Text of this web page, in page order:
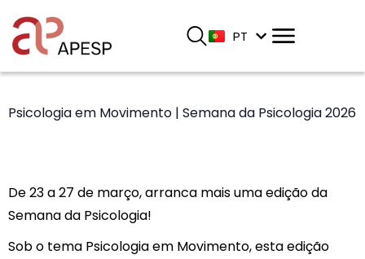
PT
ES
Eventos
Psicologia em Movimento | Semana da Psicologia 2026
De 23 a 27 de março, arranca mais uma edição da
Semana da Psicologia!
Sob o tema Psicologia em Movimento, esta edição